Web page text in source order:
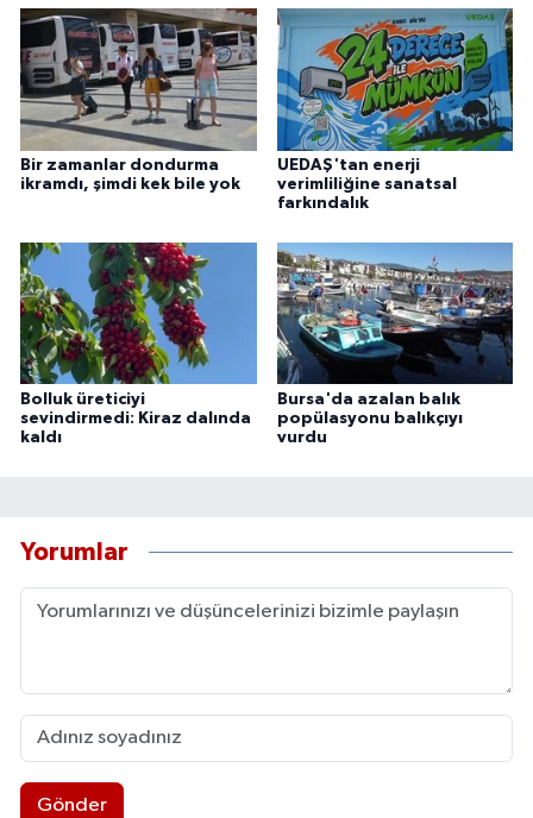
Bir zamanlar dondurma
ikramdı, şimdi kek bile yok
UEDAŞ'tan enerji
verimliliğine sanatsal
farkındalık
Bolluk üreticiyi
sevindirmedi: Kiraz dalında
kaldı
Bursa'da azalan balık
popülasyonu balıkçıyı
vurdu
Yorumlar
Gönder